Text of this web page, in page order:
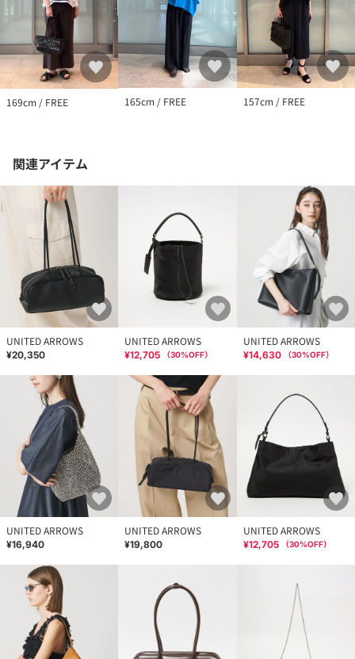
169cm / FREE 165cm / FREE 157cm / FREE
関連アイテム
UNITED ARROWS
¥20,350
UNITED ARROWS
¥12,705 （30%OFF）
UNITED ARROWS
¥14,630 （30%OFF）
UNITED ARROWS
¥16,940
UNITED ARROWS
¥19,800
UNITED ARROWS
¥12,705 （30%OFF）